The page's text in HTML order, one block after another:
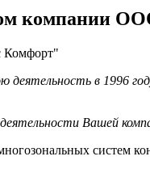
компании
в 1996
Вашей
систем